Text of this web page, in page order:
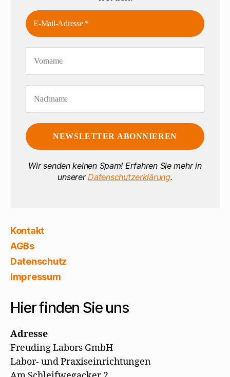
Wir senden keinen Spam! Erfahren Sie mehr in
unserer Datenschutzerklärung.
Kontakt
AGBs
Datenschutz
Impressum
Hier finden Sie uns
Adresse
Freuding Labors GmbH
Labor- und Praxiseinrichtungen